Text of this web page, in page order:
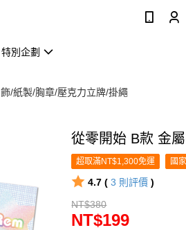
特別企劃
/紙製/胸章/壓克力立牌/掛繩
從零開始 B款 金
超取滿NT$1,300免運 國
4.7 ( 3 則評價 )
NT$380
NT$199